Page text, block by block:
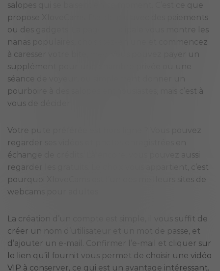
salopes qui se baisent en ce moment. C’est ce que
propose XloveCams. Pas de jeu avec des paiements
ou des gadgets. La page principale vous montre les
nanas populaires, choisissez-en une et commencez
à caresser votre bite, mec. Vous pouvez payer un
supplément pour une chambre privée ou une
séance de voyeur, ou simplement donner un
pourboire à des salopes enthousiastes, mais c’est à
vous de décider.
Votre pute préférée est hors ligne ? Vous pouvez
regarder ses vidéos et photos enregistrées en
échange de crédits. Là encore, vous pouvez aussi
regarder les gratuits. Le choix vous appartient, c’est
pourquoi XloveCams est l’un des meilleurs sites de
webcams pour adultes.
La création d’un compte est simple, il vous suffit de
créer un nom d’utilisateur et un mot de passe, et
d’ajouter un e-mail. Confirmer l’e-mail et cliquer sur
le lien qu’il fournit vous permet de choisir une vidéo
VIP à conserver, ce qui est un avantage intéressant.